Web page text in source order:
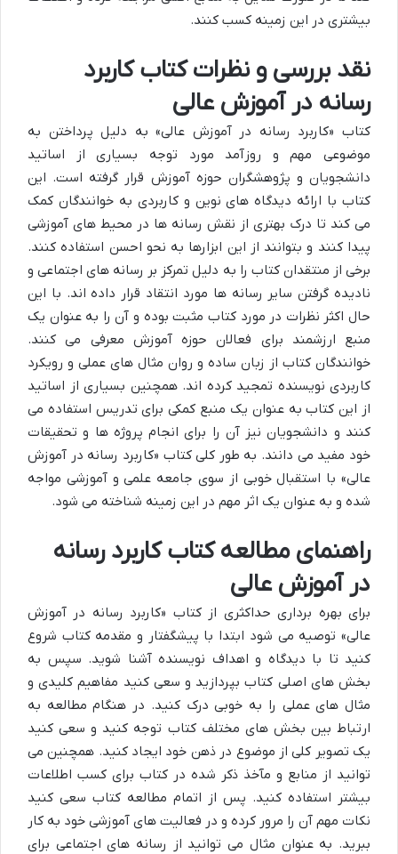
بیشتری در این زمینه کسب کنند.
نقد بررسی و نظرات کتاب کاربرد
رسانه در آموزش عالی
کتاب «کاربرد رسانه در آموزش عالی» به دلیل پرداختن به
موضوعی مهم و روزآمد مورد توجه بسیاری از اساتید
دانشجویان و پژوهشگران حوزه آموزش قرار گرفته است. این
کتاب با ارائه دیدگاه های نوین و کاربردی به خوانندگان کمک
می کند تا درک بهتری از نقش رسانه ها در محیط های آموزشی
پیدا کنند و بتوانند از این ابزارها به نحو احسن استفاده کنند.
برخی از منتقدان کتاب را به دلیل تمرکز بر رسانه های اجتماعی و
نادیده گرفتن سایر رسانه ها مورد انتقاد قرار داده اند. با این
حال اکثر نظرات در مورد کتاب مثبت بوده و آن را به عنوان یک
منبع ارزشمند برای فعالان حوزه آموزش معرفی می کنند.
خوانندگان کتاب از زبان ساده و روان مثال های عملی و رویکرد
کاربردی نویسنده تمجید کرده اند. همچنین بسیاری از اساتید
از این کتاب به عنوان یک منبع کمکی برای تدریس استفاده می
کنند و دانشجویان نیز آن را برای انجام پروژه ها و تحقیقات
خود مفید می دانند. به طور کلی کتاب «کاربرد رسانه در آموزش
عالی» با استقبال خوبی از سوی جامعه علمی و آموزشی مواجه
شده و به عنوان یک اثر مهم در این زمینه شناخته می شود.
راهنمای مطالعه کتاب کاربرد رسانه
در آموزش عالی
برای بهره برداری حداکثری از کتاب «کاربرد رسانه در آموزش
عالی» توصیه می شود ابتدا با پیشگفتار و مقدمه کتاب شروع
کنید تا با دیدگاه و اهداف نویسنده آشنا شوید. سپس به
بخش های اصلی کتاب بپردازید و سعی کنید مفاهیم کلیدی و
مثال های عملی را به خوبی درک کنید. در هنگام مطالعه به
ارتباط بین بخش های مختلف کتاب توجه کنید و سعی کنید
یک تصویر کلی از موضوع در ذهن خود ایجاد کنید. همچنین می
توانید از منابع و مآخذ ذکر شده در کتاب برای کسب اطلاعات
بیشتر استفاده کنید. پس از اتمام مطالعه کتاب سعی کنید
نکات مهم آن را مرور کرده و در فعالیت های آموزشی خود به کار
ببرید. به عنوان مثال می توانید از رسانه های اجتماعی برای